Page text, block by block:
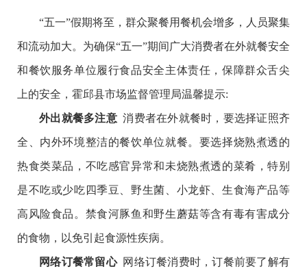
“五一”假期将至，群众聚餐用餐机会增多，人员聚集
和流动加大。为确保“五一”期间广大消费者在外就餐安全
和餐饮服务单位履行食品安全主体责任，保障群众舌尖
上的安全，霍邱县市场监督管理局温馨提示:
外出就餐多注意消费者在外就餐时，要选择证照齐
全、内外环境整洁的餐饮单位就餐。要选择烧熟煮透的
热食类菜品，不吃感官异常和未烧熟煮透的菜肴，特别
是不吃或少吃四季豆、野生菌、小龙虾、生食海产品等
高风险食品。禁食河豚鱼和野生蘑菇等含有毒有害成分
的食物，以免引起食源性疾病。
网络订餐常留心网络订餐消费时，订餐前要了解有